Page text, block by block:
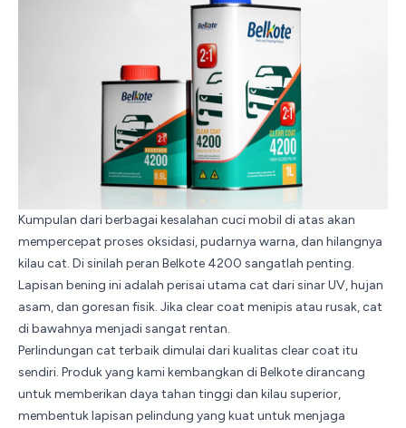
Kumpulan dari berbagai kesalahan cuci mobil di atas akan
mempercepat proses oksidasi, pudarnya warna, dan hilangnya
kilau cat. Di sinilah peran Belkote 4200 sangatlah penting.
Lapisan bening ini adalah perisai utama cat dari sinar UV, hujan
asam, dan goresan fisik. Jika clear coat menipis atau rusak, cat
di bawahnya menjadi sangat rentan.
Perlindungan cat terbaik dimulai dari kualitas clear coat itu
sendiri. Produk yang kami kembangkan di Belkote dirancang
untuk memberikan daya tahan tinggi dan kilau superior,
membentuk lapisan pelindung yang kuat untuk menjaga